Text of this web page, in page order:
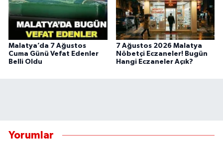
Malatya’da 7 Ağustos
Cuma Günü Vefat Edenler
Belli Oldu
7 Ağustos 2026 Malatya
Nöbetçi Eczaneler! Bugün
Hangi Eczaneler Açık?
Yorumlar